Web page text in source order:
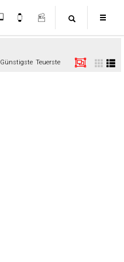
Günstigste Teuerste